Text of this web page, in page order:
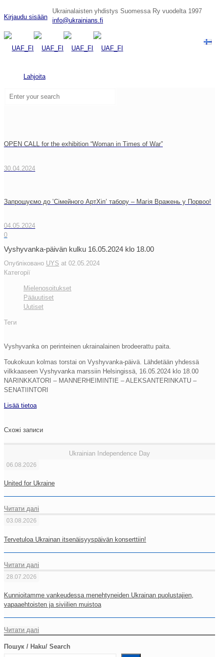
Kirjaudu sisään
Ukrainalaisten yhdistys Suomessa Ry vuodelta 1997
info@ukrainians.fi
Lahjoita
OPEN CALL for the exhibition “Woman in Times of War”
30.04.2024
Запрошуємо до ’Сімейного АртХіп’ табору – Магія Вражень у Порвоо!
04.05.2024
0
Vyshyvanka-päivän kulku 16.05.2024 klo 18.00
Опубліковано UYS at 02.05.2024
Категорії
Mielenosoitukset
Pääuutiset
Uutiset
Теги
Vyshyvanka on perinteinen ukrainalainen brodeerattu paita.
Toukokuun kolmas torstai on Vyshyvanka-päivä. Lähdetään yhdessä
vilkkaaseen Vyshyvanka marssiin Helsingissä, 16.05.2024 klo 18.00
NARINKKATORI – MANNERHEIMINTIE – ALEKSANTERINKATU –
SENATIINTORI
Lisää tietoa
Схожі записи
Ukrainian Independence Day
06.08.2026
United for Ukraine
Читати далі
03.08.2026
Tervetuloa Ukrainan itsenäisyyspäivän konserttiin!
Читати далі
28.07.2026
Kunnioitamme vankeudessa menehtyneiden Ukrainan puolustajien,
vapaaehtoisten ja siviilien muistoa
Читати далі
Пошук / Haku/ Search